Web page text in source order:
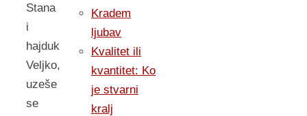
Stana
i
hajduk
Veljko,
uzeše
se
Kradem
ljubav
Kvalitet ili
kvantitet: Ko
je stvarni
kralj